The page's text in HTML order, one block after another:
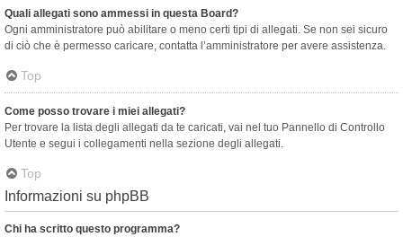
Quali allegati sono ammessi in questa Board?
Ogni amministratore può abilitare o meno certi tipi di allegati. Se non sei sicuro
di ciò che è permesso caricare, contatta l’amministratore per avere assistenza.
Top
Come posso trovare i miei allegati?
Per trovare la lista degli allegati da te caricati, vai nel tuo Pannello di Controllo
Utente e segui i collegamenti nella sezione degli allegati.
Top
Informazioni su phpBB
Chi ha scritto questo programma?